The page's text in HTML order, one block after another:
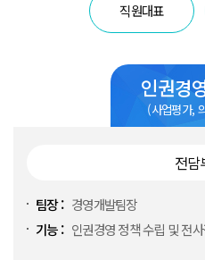
직원대표
인권경
(사업평가,
전담
팀장 : 경영개발팀장
기능 : 인권경영 정책 수립 및 전